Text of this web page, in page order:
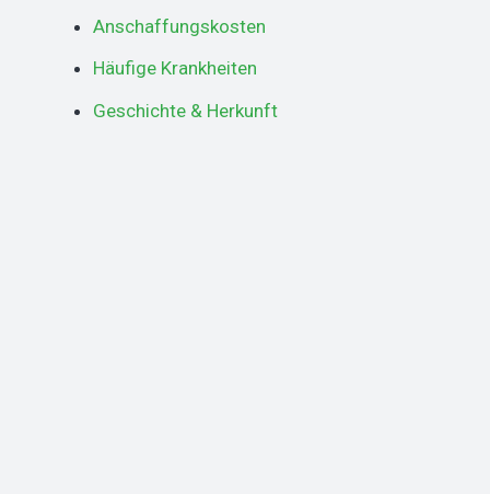
Anschaffungskosten
Häufige Krankheiten
Geschichte & Herkunft